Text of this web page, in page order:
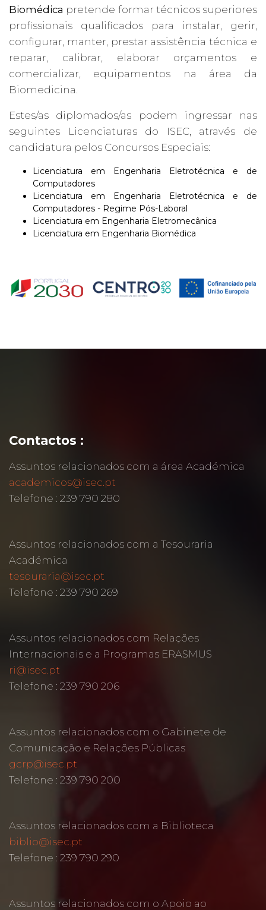
Biomédica pretende formar técnicos superiores
profissionais qualificados para instalar, gerir,
configurar, manter, prestar assistência técnica e
reparar, calibrar, elaborar orçamentos e
comercializar, equipamentos na área da
Biomedicina.
Estes/as diplomados/as podem ingressar nas
seguintes Licenciaturas do ISEC, através de
candidatura pelos Concursos Especiais:
Licenciatura em Engenharia Eletrotécnica e de
Computadores
Licenciatura em Engenharia Eletrotécnica e de
Computadores - Regime Pós-Laboral
Licenciatura em Engenharia Eletromecânica
Licenciatura em Engenharia Biomédica
Contactos :
Assuntos relacionados com a área Académica
academicos@isec.pt
Telefone : 239 790 280
Assuntos relacionados com a Tesouraria
Académica
tesouraria@isec.pt
Telefone : 239 790 269
Assuntos relacionados com Relações
Internacionais e a Programas ERASMUS
ri@isec.pt
Telefone : 239 790 206
Assuntos relacionados com o Gabinete de
Comunicação e Relações Públicas
gcrp@isec.pt
Telefone : 239 790 200
Assuntos relacionados com a Biblioteca
biblio@isec.pt
Telefone : 239 790 290
Assuntos relacionados com o Apoio ao